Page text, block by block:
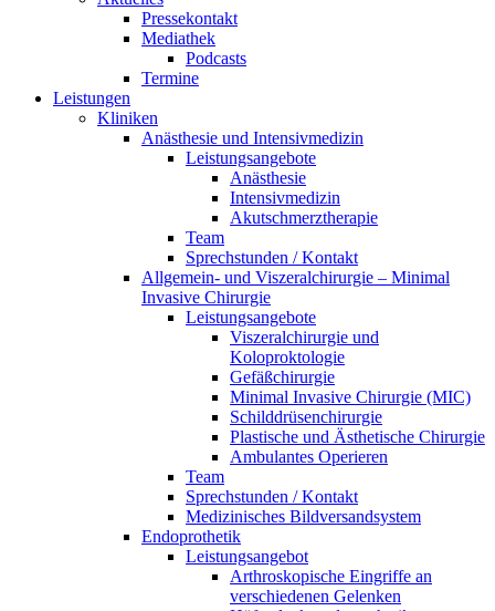
Pressekontakt
Mediathek
Podcasts
Termine
Leistungen
Kliniken
Anästhesie und Intensivmedizin
Leistungsangebote
Anästhesie
Intensivmedizin
Akutschmerztherapie
Team
Sprechstunden / Kontakt
Allgemein- und Viszeralchirurgie – Minimal
Invasive Chirurgie
Leistungsangebote
Viszeralchirurgie und
Koloproktologie
Gefäßchirurgie
Minimal Invasive Chirurgie (MIC)
Schilddrüsenchirurgie
Plastische und Ästhetische Chirurgie
Ambulantes Operieren
Team
Sprechstunden / Kontakt
Medizinisches Bildversandsystem
Endoprothetik
Leistungsangebot
Arthroskopische Eingriffe an
verschiedenen Gelenken